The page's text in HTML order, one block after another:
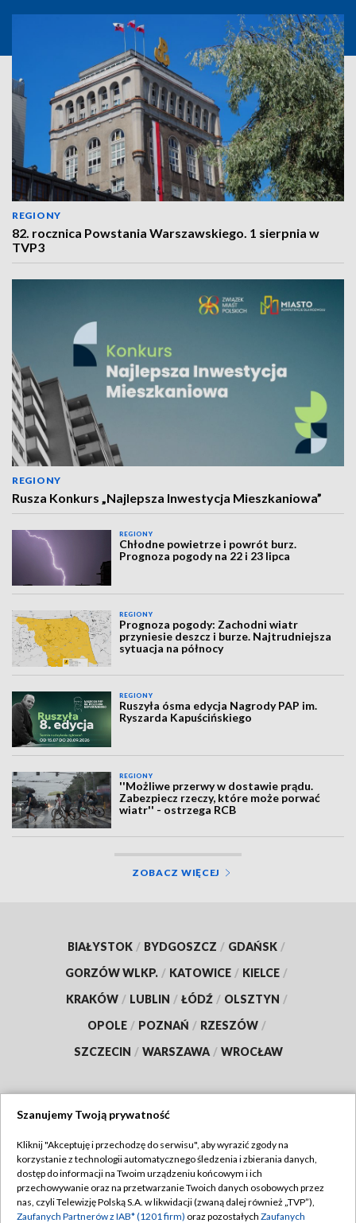
REGIONY
82. rocznica Powstania Warszawskiego. 1 sierpnia w
TVP3
REGIONY
Rusza Konkurs „Najlepsza Inwestycja Mieszkaniowa”
REGIONY
Chłodne powietrze i powrót burz.
Prognoza pogody na 22 i 23 lipca
REGIONY
Prognoza pogody: Zachodni wiatr
przyniesie deszcz i burze. Najtrudniejsza
sytuacja na północy
REGIONY
Ruszyła ósma edycja Nagrody PAP im.
Ryszarda Kapuścińskiego
REGIONY
''Możliwe przerwy w dostawie prądu.
Zabezpiecz rzeczy, które może porwać
wiatr'' - ostrzega RCB
ZOBACZ WIĘCEJ
BIAŁYSTOK / BYDGOSZCZ / GDAŃSK /
GORZÓW WLKP. / KATOWICE / KIELCE /
KRAKÓW / LUBLIN / ŁÓDŹ / OLSZTYN /
OPOLE / POZNAŃ / RZESZÓW /
SZCZECIN / WARSZAWA / WROCŁAW
TVP
Abonament TVP
Emisja w TVP
Regulamin TVP
Polityka prywatności
Szanujemy Twoją prywatność
Kliknij "Akceptuję i przechodzę do serwisu", aby wyrazić zgody na
korzystanie z technologii automatycznego śledzenia i zbierania danych,
dostęp do informacji na Twoim urządzeniu końcowym i ich
przechowywanie oraz na przetwarzanie Twoich danych osobowych przez
nas, czyli Telewizję Polską S.A. w likwidacji (zwaną dalej również „TVP”),
Zaufanych Partnerów z IAB* (1201 firm) oraz pozostałych Zaufanych